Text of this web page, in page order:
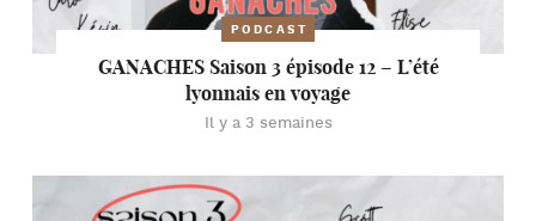
PODCAST
GANACHES Saison 3 épisode 12 – L’été
lyonnais en voyage
Il y a 3 semaines